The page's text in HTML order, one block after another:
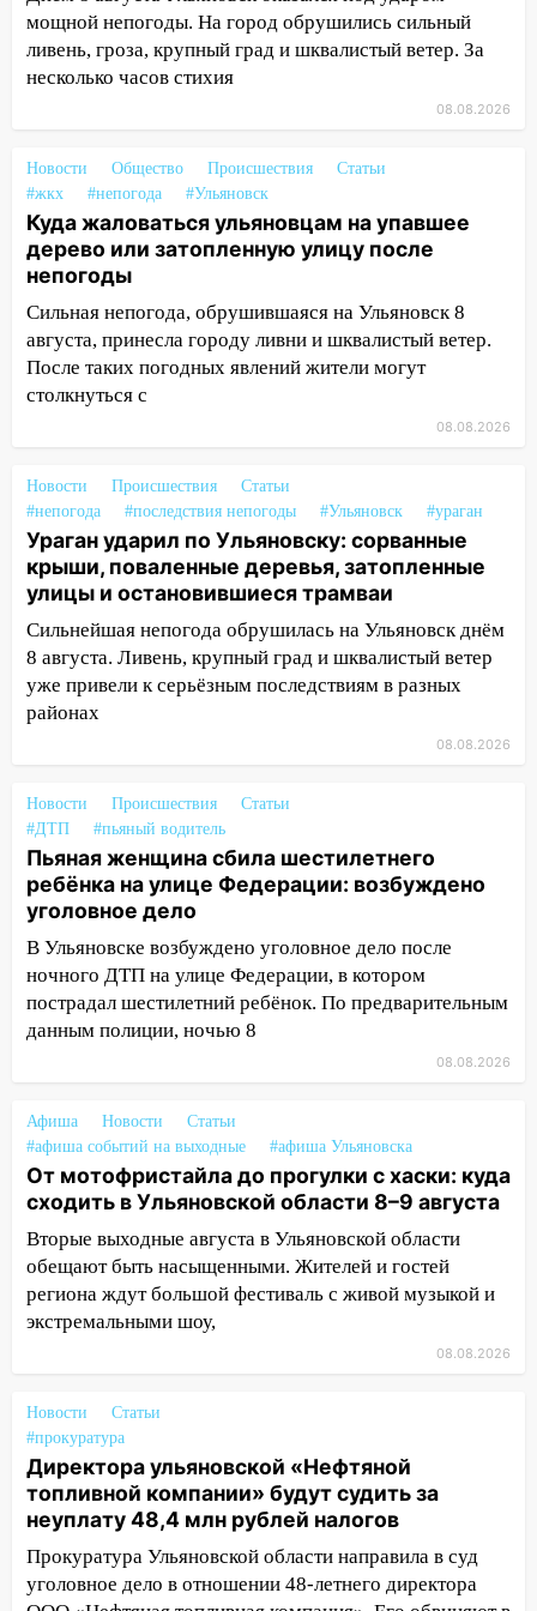
после непогоды
13:59 В Новом городе ураганным
ветром сорвало опалубку со
13:54
В мэрии Ульяновска рассказали,
как устраняют последствия мощного
шторма
13:49 Стихия продолжает крушить
Ульяновск: дерево рухнуло на дом на
Орджоникидзе
13:47 На Нижней Террасе мощным
ветром вырвало дерево с корнем
Сильный ветер сорвал крышу с
13:35
Непогода продолжает бить по
транспорту: в Ульяновске трамвай
сошёл с рельсов
13:22 Упавшие деревья перекрыли
дороги в Ульяновске: фото
13:17 Непогода в Ульяновске не
закончится сегодня: сильные ливни
сохранятся 9 августа
знакомого 191 тысячу рублей
13:14 Ураган оторвал светофор на
проспекте Филатова в Ульяновске
Дерево пробило крышу дома на
Новгородской в Ульяновске и рухнуло
на электрощит
13:10 В Заволжском районе дерево
сорванные крыши, поваленные деревья,
затопленные улицы и остановившиеся
трамваи
12:17
Ульяновск накрыл крупный град:
после ливня город снова уходит под
воду
12:12 Прокуратура взяла на контроль
ДТП с шестилетним ребёнком на улице
12:01
Пьяная женщина сбила
шестилетнего ребёнка на улице
Федерации: возбуждено уголовное дело
11:16 В Ульяновске ищут 37-летнего
мужчину, пропавшего ещё 19 июля
10:30 От мотофристайла до прогулки с
мощной непогоды. На город обрушились сильный
ливень, гроза, крупный град и шквалистый ветер. За
несколько часов стихия
08.08.2026
Новости Общество Происшествия
Статьи
#жкх
#непогода #Ульяновск
Куда жаловаться ульяновцам на упавшее
дерево или затопленную улицу после
непогоды
Сильная непогода, обрушившаяся на Ульяновск 8
августа, принесла городу ливни и шквалистый ветер.
После таких погодных явлений жители могут
столкнуться с
08.08.2026
Новости Происшествия
Статьи
#непогода
#последствия непогоды #Ульяновск #ураган
Ураган ударил по Ульяновску: сорванные
крыши, поваленные деревья, затопленные
улицы и остановившиеся трамваи
Сильнейшая непогода обрушилась на Ульяновск днём
8 августа. Ливень, крупный град и шквалистый ветер
уже привели к серьёзным последствиям в разных
районах
08.08.2026
Новости Происшествия
Статьи
#ДТП
#пьяный водитель
Пьяная женщина сбила шестилетнего
ребёнка на улице Федерации: возбуждено
уголовное дело
В Ульяновске возбуждено уголовное дело после
ночного ДТП на улице Федерации, в котором
пострадал шестилетний ребёнок. По предварительным
данным полиции, ночью 8
08.08.2026
Афиша Новости
Статьи
#афиша событий на выходные
#афиша Ульяновска
От мотофристайла до прогулки с хаски: куда
сходить в Ульяновской области 8–9 августа
Вторые выходные августа в Ульяновской области
обещают быть насыщенными. Жителей и гостей
региона ждут большой фестиваль с живой музыкой и
экстремальными шоу,
08.08.2026
Новости
Статьи
#прокуратура
Директора ульяновской «Нефтяной
топливной компании» будут судить за
неуплату 48,4 млн рублей налогов
Прокуратура Ульяновской области направила в суд
уголовное дело в отношении 48-летнего директора